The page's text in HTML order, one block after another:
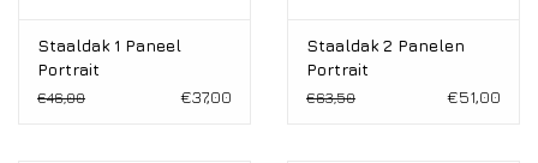
Tips van de Expert
0% BTW tarief
Staaldak 1 Paneel
Portrait
€46,00 €37,00
Staaldak 2 Panelen
Portrait
€63,50 €51,00